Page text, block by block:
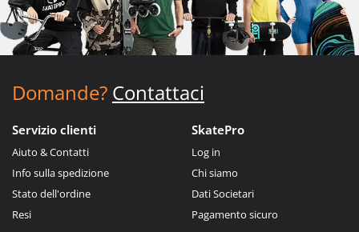
Domande? Contattaci
Servizio clienti
Aiuto & Contatti
Info sulla spedizione
Stato dell'ordine
Resi
SkatePro
Log in
Chi siamo
Dati Societari
Pagamento sicuro